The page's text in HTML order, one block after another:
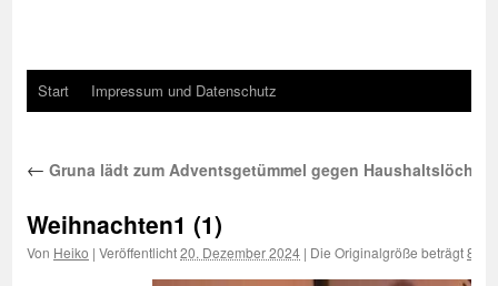
Start Impressum und Datenschutz
← Gruna lädt zum Adventsgetümmel gegen Haushaltslöcher
Weihnachten1 (1)
Von Heiko | Veröffentlicht20. Dezember 2024 | Die Originalgröße beträgt800